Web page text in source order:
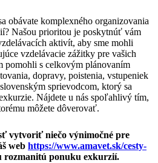
obávate komplexného organizovania
Našou prioritou je poskytnúť vám
aktivít, aby sme mohli
vzdelávacie zážitky pre vašich
pomohli s celkovým plánovaním
dopravy, poistenia, vstupeniek
sprievodcom, ktorý sa
Nájdete u nás spoľahlivý tím,
môžete dôverovať.
vytvoriť niečo výnimočné pre
web https://www.amavet.sk/cesty-
rozmanitú ponuku exkurzií.